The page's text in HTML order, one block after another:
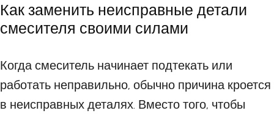
Как заменить неисправные детали
смесителя своими силами
Когда смеситель начинает подтекать или
работать неправильно, обычно причина кроется
в неисправных деталях. Вместо того, чтобы